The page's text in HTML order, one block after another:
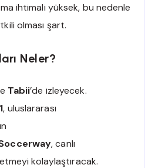
ihtimali yüksek, bu nedenle
olması şart.
Neler?
Tabii’de izleyecek.
, uluslararası
, canlı
kolaylaştıracak.